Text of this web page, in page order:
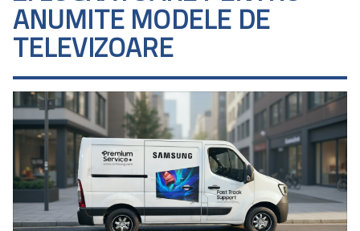
ANUMITE MODELE DE
TELEVIZOARE